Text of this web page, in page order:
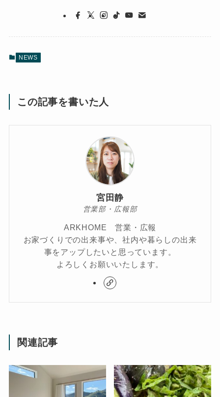
NEWS
この記事を書いた人
宮田静
営業部・広報部
ARKHOME 営業・広報
お家づくりでの出来事や、社内や暮らしの出来
事をアップしたいと思っています。
よろしくお願いいたします。
関連記事